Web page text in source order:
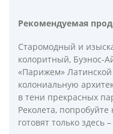
Рекомендуемая
Старомодный и
колоритный, Буэнос-
«Парижем»
колониальную
в тени прекрасных
Реколета,
готовят только здесь –